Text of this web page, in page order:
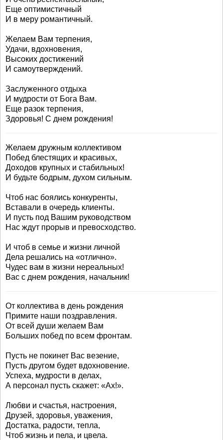
Еще оптимистичный
И в меру романтичный.
Желаем Вам терпения,
Удачи, вдохновения,
Высоких достижений
И самоутверждений.
Заслуженного отдыха
И мудрости от Бога Вам.
Еще разок терпения,
Здоровья! С днем рождения!
Желаем дружным коллективом
Побед блестящих и красивых,
Доходов крупных и стабильных!
И будьте бодрым, духом сильным.
Чтоб нас боялись конкуренты,
Вставали в очередь клиенты.
И пусть под Вашим руководством
Нас ждут прорыв и превосходство.
И чтоб в семье и жизни личной
Дела решались на «отлично».
Чудес вам в жизни нереальных!
Вас с днем рождения, начальник!
От коллектива в день рождения
Примите наши поздравления.
От всей души желаем Вам
Больших побед по всем фронтам.
Пусть не покинет Вас везение,
Пусть другом будет вдохновение.
Успеха, мудрости в делах,
А персонал пусть скажет: «Ах!».
Любви и счастья, настроения,
Друзей, здоровья, уважения,
Достатка, радости, тепла,
Чтоб жизнь и пела, и цвела.